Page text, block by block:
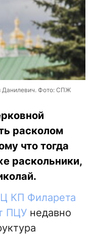
Данилевич. Фото: СПЖ
расколом
что тогда
раскольники,
КП Филарета
ПЦУ недавно